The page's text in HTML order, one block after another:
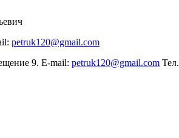
petruk120@gmail.com
9. E-mail: petruk120@gmail.com